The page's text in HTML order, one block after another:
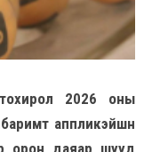
2026 оны
аппликэйшн
орон даяар шууд